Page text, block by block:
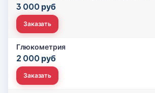
3 000 руб
Заказать
Глюкометрия
2 000 руб
Заказать